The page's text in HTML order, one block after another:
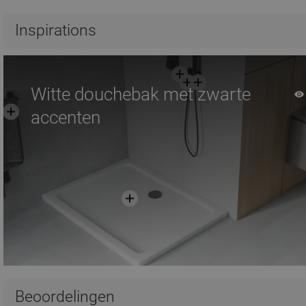
Vergelijk
Inspirations
Witte douchebak met zwarte
accenten
Beoordelingen